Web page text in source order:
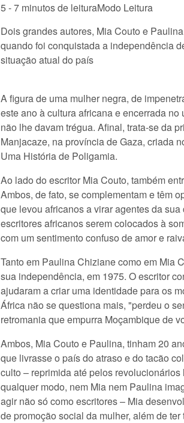
5 - 7 minutos de leituraModo Leitura
Dois grandes autores, Mia Couto e
quando foi conquistada a independência
situação atual do país
A figura de uma mulher negra, de
este ano à cultura africana e encerrada
não lhe davam trégua. Afinal, trata-se da
Manjacaze, na província de Gaza, criada
Uma História de Poligamia.
Ao lado do escritor Mia Couto, também
Ambos, de fato, se complementam e têm
que levou africanos a virar agentes da
escritores africanos serem colocados à
com um sentimento confuso de amor e
Tanto em Paulina Chiziane como em Mia
sua independência, em 1975. O escritor
ajudaram a criar uma identidade para os
África não se questiona mais, "perdeu o
retromania que empurra Moçambique de
Ambos, Mia Couto e Paulina, tinham 20
que livrasse o país do atraso e do tacão
culto – reprimida até pelos
qualquer modo, nem Mia nem Paulina
agir não só como escritores – Mia
de promoção social da mulher, além de